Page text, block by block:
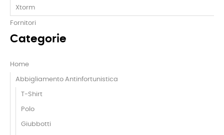
Xtorm
Fornitori
Categorie
Home
Abbigliamento Antinfortunistica
T-Shirt
Polo
Giubbotti